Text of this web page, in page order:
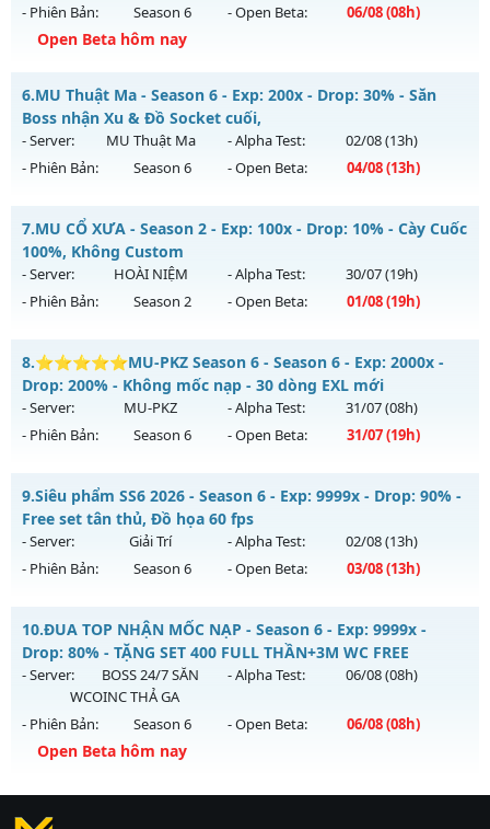
Exp: 500x - Drop: 40%
Kiểu reset: Reset In Game
Antihack: Anti Vip
- Phiên Bản:
Season 6 - Open Beta: 06/08(08h)
Open Beta hôm nay
Mu Trường Tồn - RESET AUTO - EVENT CÔNG THÀNH HAY
Mu mới ra tháng 08 2026 - Mở máy chủ
ngày 06/08/2626
Exp: 9999x - Drop: 90%
Thể loại: Mu Nguyên bản Webzen
Antihack: ICMPROTECT ✅ 🔴 ✨ ⚡️
6.MU Thuật Ma - Season 6 - Exp: 200x - Drop: 30% - Săn
Boss nhận Xu & Đồ Socket cuối,
- Server: MU Thuật Ma - Alpha Test: 02/08(13h)
- Phiên Bản:
Season 6 - Open Beta: 04/08(13h)
MU Thuật Ma - Săn Boss nhận Xu & Đồ Socket cuối,
Mu mới ra tháng 08 2026 - Mở máy chủ
13h ngày 04/08/2626
Exp: 200x - Drop: 30%
Thể loại: Mu Nguyên bản Webzen
Antihack: VietGuard
7.MU CỔ XƯA - Season 2 - Exp: 100x - Drop: 10% - Cày Cuốc
100%, Không Custom
- Server: HOÀI NIỆM - Alpha Test: 30/07(19h)
- Phiên Bản:
Season 2 - Open Beta: 01/08(19h)
MU CỔ XƯA - Cày Cuốc 100%, Không Custom
Mu mới ra tháng 08 2026 - Mở máy chủ HOÀI NIỆM
ngày 01/08/2626
Exp: 100x - Drop: 10%
Thể loại: Mu Nguyên bản Webzen
Antihack: Phiên bản mới nhất
8.⭐⭐⭐⭐⭐MU-PKZ Season 6 - Season 6 - Exp: 2000x -
Drop: 200% - Không mốc nạp - 30 dòng EXL mới
- Server: MU-PKZ - Alpha Test: 31/07(08h)
- Phiên Bản:
Season 6 - Open Beta: 31/07(19h)
⭐⭐⭐⭐⭐MU-PKZ Season 6 - Không mốc nạp - 30 dòng
EXL mới
Mu mới ra tháng 07 2026 - Mở máy chủ
MU-PKZvào 19h
ngày 31/07/2626
Kiểu reset: Reset In Game
Thể loại: Mu Nguyên bản Webzen
Antihack: SuperAnti
9.Siêu phẩm SS6 2026 - Season 6 - Exp: 9999x - Drop: 90% -
Free set tân thủ, Đồ họa 60 fps
- Server: Giải Trí - Alpha Test: 02/08(13h)
- Phiên Bản:
Season 6 - Open Beta: 03/08(13h)
Siêu phẩm SS6 2026 - Free set tân thủ, Đồ họa 60 fps
Mu mới ra tháng 08 2026 - Mở máy chủGiải Trí vào 13h
ngày 03/08/2626
Exp: 9999x - Drop: 90%
10.ĐUA TOP NHẬN MỐC NẠP - Season 6 - Exp: 9999x -
Drop: 80% - TẶNG SET 400 FULL THẦN+3M WC FREE
- Server:
BOSS 24/7 SĂN
WCOINC THẢ GA
- Alpha Test: 06/08(08h)
- Phiên Bản: Season 6 - Open Beta: 06/08(08h)
Open Beta hôm nay
ĐUA TOP NHẬN MỐC NẠP - TẶNG SET 400 FULL THẦN+3M
WC FREE